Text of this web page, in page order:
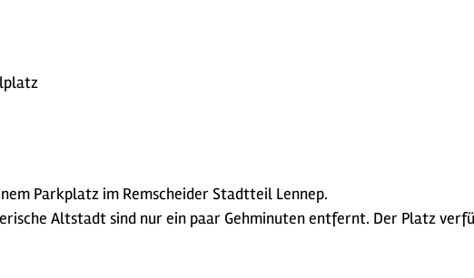
Parkplatz im Remscheider Stadtteil Lennep.
Altstadt sind nur ein paar Gehminuten entfernt. Der Platz